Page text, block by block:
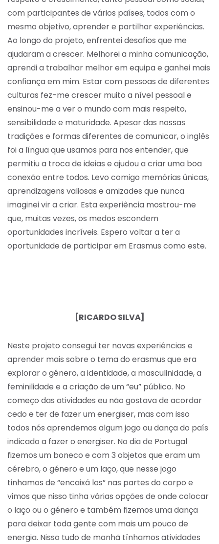
com participantes de vários países, todos com o
mesmo objetivo, aprender e partilhar experiências.
Ao longo do projeto, enfrentei desafios que me
ajudaram a crescer. Melhorei a minha comunicação,
aprendi a trabalhar melhor em equipa e ganhei mais
confiança em mim. Estar com pessoas de diferentes
culturas fez-me crescer muito a nível pessoal e
ensinou-me a ver o mundo com mais respeito,
sensibilidade e maturidade. Apesar das nossas
tradições e formas diferentes de comunicar, o inglês
foi a língua que usamos para nos entender, que
permitiu a troca de ideias e ajudou a criar uma boa
conexão entre todos. Levo comigo memórias únicas,
aprendizagens valiosas e amizades que nunca
imaginei vir a criar. Esta experiência mostrou-me
que, muitas vezes, os medos escondem
oportunidades incríveis. Espero voltar a ter a
oportunidade de participar em Erasmus como este.
[RICARDO SILVA]
Neste projeto consegui ter novas experiências e
aprender mais sobre o tema do erasmus que era
explorar o género, a identidade, a masculinidade, a
feminilidade e a criação de um “eu” público. No
começo das atividades eu não gostava de acordar
cedo e ter de fazer um energiser, mas com isso
todos nós aprendemos algum jogo ou dança do país
indicado a fazer o energiser. No dia de Portugal
fizemos um boneco e com 3 objetos que eram um
cérebro, o género e um laço, que nesse jogo
tinhamos de “encaixá los” nas partes do corpo e
vimos que nisso tinha várias opções de onde colocar
o laço ou o género e também fizemos uma dança
para deixar toda gente com mais um pouco de
energia. Nisso tudo de manhã tínhamos atividades